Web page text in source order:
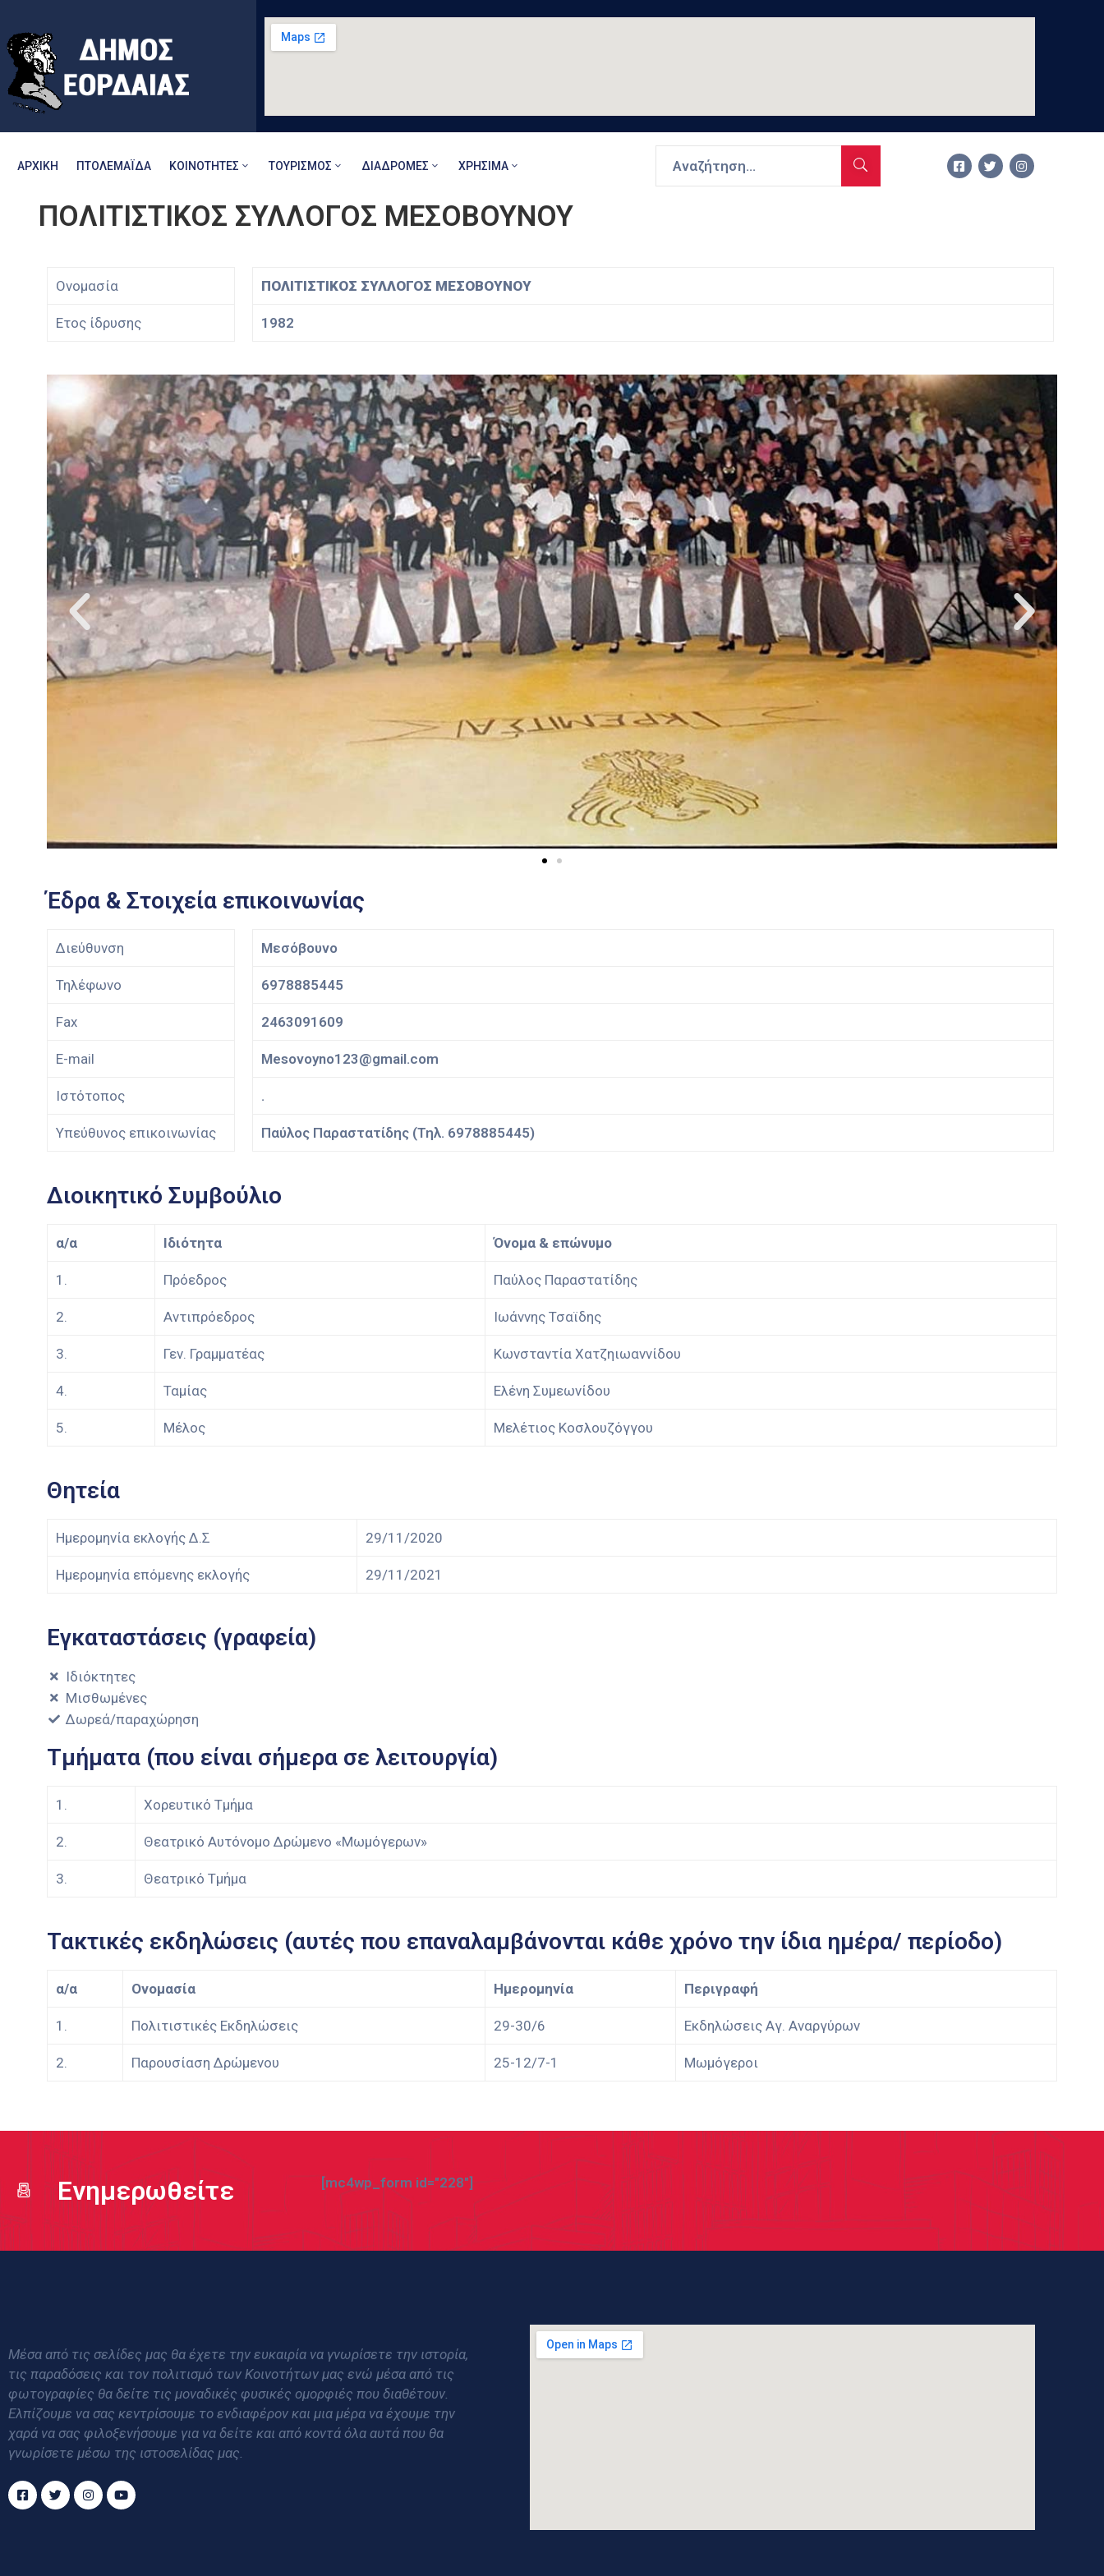
ΑΡΧΙΚΉ ΠΤΟΛΕΜΑΪ́ΔΑ ΚΟΙΝΌΤΗΤΕΣ ΤΟΥΡΙΣΜΌΣ ΔΙΑΔΡΟΜΈΣ ΧΡΉΣΙΜΑ
ΠΟΛΙΤΙΣΤΙΚΟΣ ΣΥΛΛΟΓΟΣ ΜΕΣΟΒΟΥΝΟΥ
Ονομασία
Ετος ίδρυσης
ΠΟΛΙΤΙΣΤΙΚΟΣ ΣΥΛΛΟΓΟΣ ΜΕΣΟΒΟΥΝΟΥ
1982
Έδρα & Στοιχεία επικοινωνίας
Διεύθυνση
Τηλέφωνο
Fax
E-mail
Ιστότοπος
Υπεύθυνος επικοινωνίας
Μεσόβουνο
6978885445
2463091609
Mesovoyno123@gmail.com
.
Παύλος Παραστατίδης (Τηλ. 6978885445)
Διοικητικό Συμβούλιο
α/α Ιδιότητα Όνομα & επώνυμο
1. Πρόεδρος Παύλος Παραστατίδης
2. Αντιπρόεδρος Ιωάννης Τσαϊδης
3. Γεν. Γραμματέας Κωνσταντία Χατζηιωαννίδου
4. Ταμίας Ελένη Συμεωνίδου
5. Μέλος Μελέτιος Κοσλουζόγγου
Θητεία
Ημερομηνία εκλογής Δ.Σ 29/11/2020
Ημερομηνία επόμενης εκλογής 29/11/2021
Εγκαταστάσεις (γραφεία)
Ιδιόκτητες
Μισθωμένες
Δωρεά/παραχώρηση
Τμήματα (που είναι σήμερα σε λειτουργία)
1. Χορευτικό Τμήμα
2. Θεατρικό Αυτόνομο Δρώμενο «Μωμόγερων»
3. Θεατρικό Τμήμα
Τακτικές εκδηλώσεις (αυτές που επαναλαμβάνονται κάθε χρόνο την ίδια ημέρα/ περίοδο)
α/α Ονομασία Ημερομηνία Περιγραφή
1. Πολιτιστικές Εκδηλώσεις 29-30/6 Εκδηλώσεις Αγ. Αναργύρων
2. Παρουσίαση Δρώμενου 25-12/7-1 Μωμόγεροι
Ενημερωθείτε [mc4wp_form id="228"]
Μέσα από τις σελίδες μας θα έχετε την ευκαιρία να γνωρίσετε την ιστορία,
τις παραδόσεις και τον πολιτισμό των Κοινοτήτων μας ενώ μέσα από τις
φωτογραφίες θα δείτε τις μοναδικές φυσικές ομορφιές που διαθέτουν.
Ελπίζουμε να σας κεντρίσουμε το ενδιαφέρον και μια μέρα να έχουμε την
χαρά να σας φιλοξενήσουμε για να δείτε και από κοντά όλα αυτά που θα
γνωρίσετε μέσω της ιστοσελίδας μας.